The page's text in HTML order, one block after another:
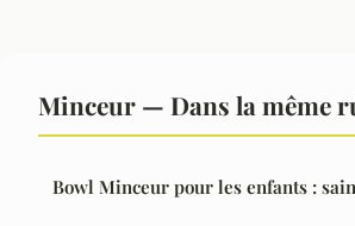
Minceur — Dans la même
Bowl Minceur pour les enfants :